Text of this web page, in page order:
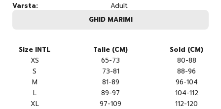
Varsta:
Adult
GHID MARIMI
Size INTL Talie (CM)
Sold (CM)
XS
65-73
80-88
S
73-81
88-96
M
81-89
96-104
L
89-97
104-112
XL
97-109
112-120